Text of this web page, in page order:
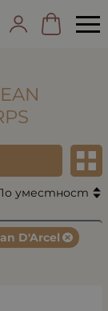
уместност
D'Arcel